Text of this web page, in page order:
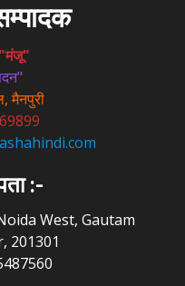
मैनपुरी
:-
West, Gautam
201301